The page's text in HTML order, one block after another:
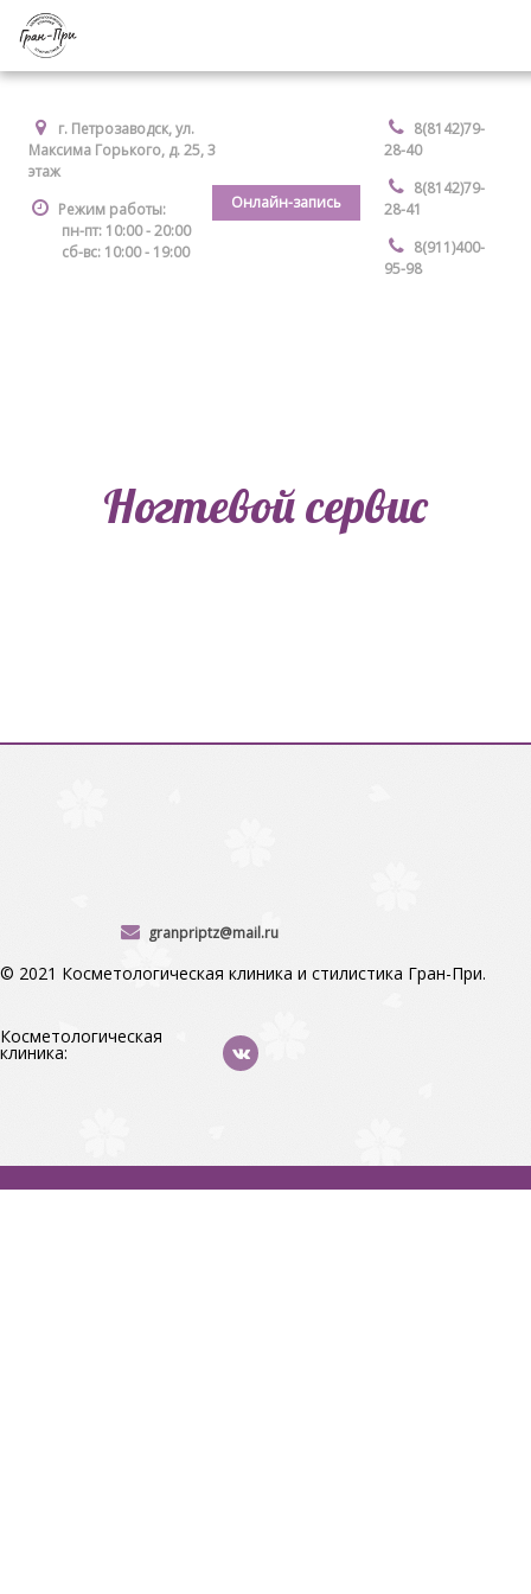
8(8142)79-
28-40
8(8142)79-
28-41
8(911)400-
95-98
г. Петрозаводск, ул.
Максима Горького, д. 25, 3
этаж
Режим работы:
пн-пт: 10:00 - 20:00
сб-вс: 10:00 - 19:00
Онлайн-запись
Ногтевой сервис
granpriptz@mail.ru
© 2021 Косметологическая клиника и стилистика Гран-При.
Косметологическая
клиника: